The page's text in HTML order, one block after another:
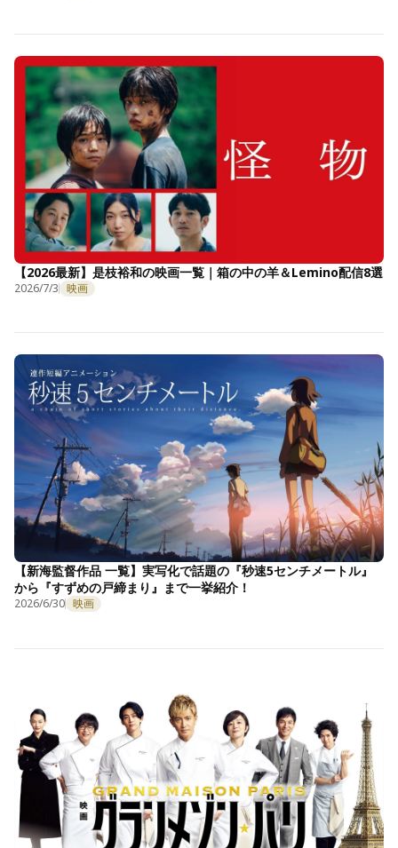
【2026最新】是枝裕和の映画一覧｜箱の中の羊＆Lemino配信8選
2026/7/3 映画
【新海監督作品 一覧】実写化で話題の『秒速5センチメートル』
から『すずめの戸締まり』まで一挙紹介！
2026/6/30 映画